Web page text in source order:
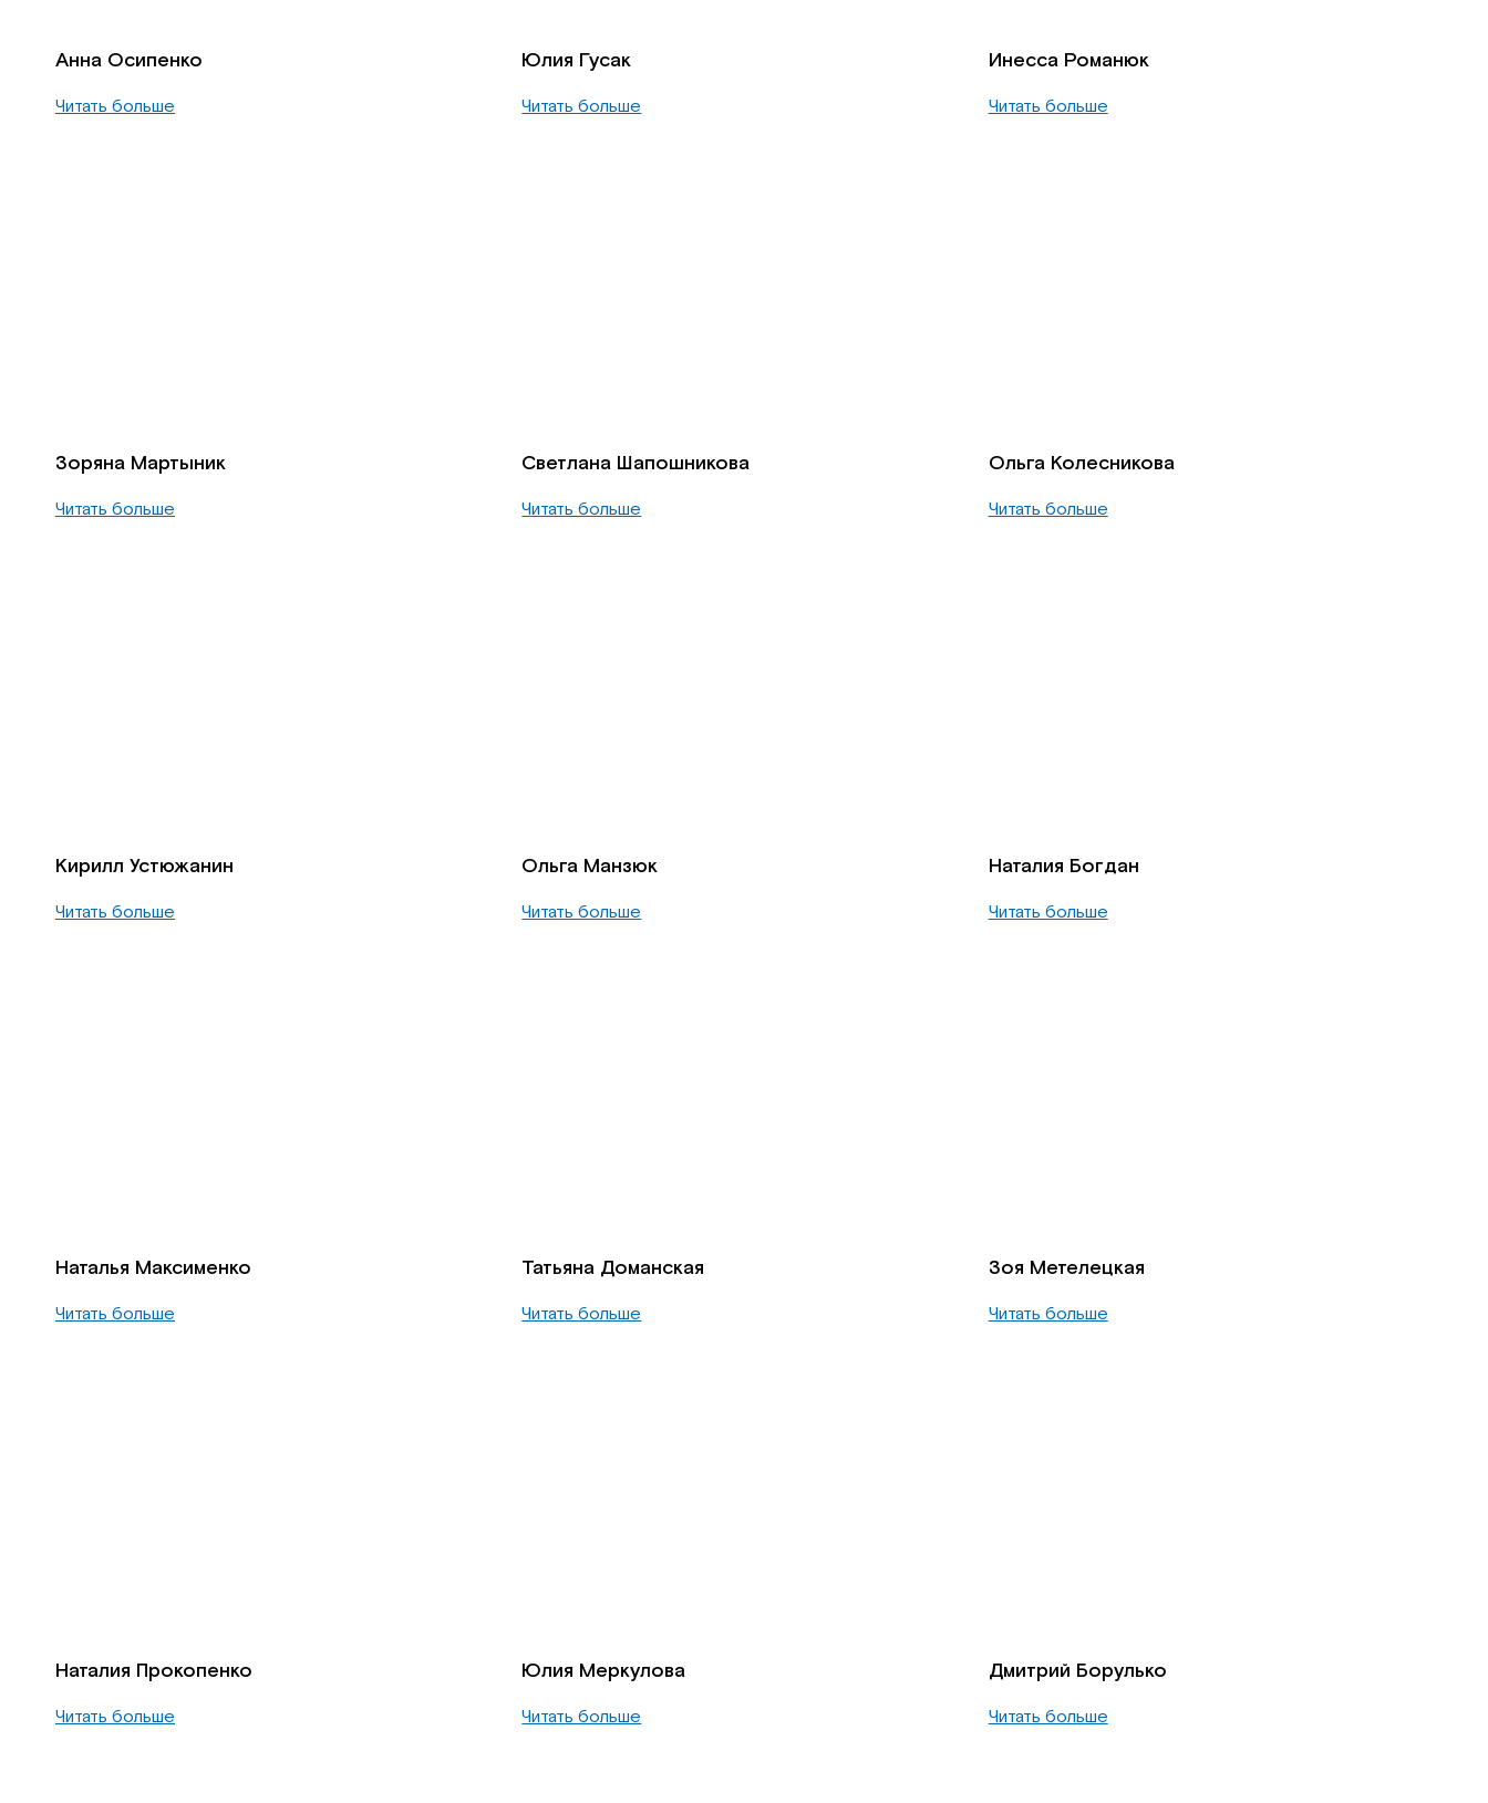
Анна Осипенко
Читать больше
Юлия Гусак
Читать больше
Инесса Романюк
Читать больше
Зоряна Мартыник
Читать больше
Светлана Шапошникова
Читать больше
Ольга Колесникова
Читать больше
Кирилл Устюжанин
Читать больше
Ольга Манзюк
Читать больше
Наталия Богдан
Читать больше
Наталья Максименко
Читать больше
Татьяна Доманская
Читать больше
Зоя Метелецкая
Читать больше
Наталия Прокопенко
Читать больше
Юлия Меркулова
Читать больше
Дмитрий Борулько
Читать больше